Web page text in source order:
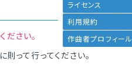
ライセンス
利用規約
作曲者プロフィール
さい。
に則って行ってください。